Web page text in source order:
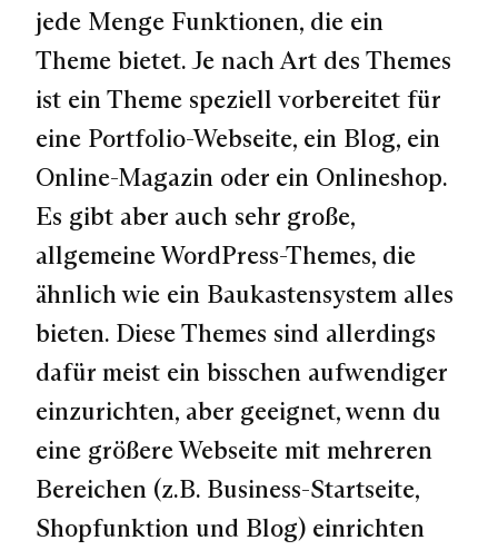
jede Menge Funktionen, die ein
Theme bietet. Je nach Art des Themes
ist ein Theme speziell vorbereitet für
eine Portfolio-Webseite, ein Blog, ein
Online-Magazin oder ein Onlineshop.
Es gibt aber auch sehr große,
allgemeine WordPress-Themes, die
ähnlich wie ein Baukastensystem alles
bieten. Diese Themes sind allerdings
dafür meist ein bisschen aufwendiger
einzurichten, aber geeignet, wenn du
eine größere Webseite mit mehreren
Bereichen (z.B. Business-Startseite,
Shopfunktion und Blog) einrichten